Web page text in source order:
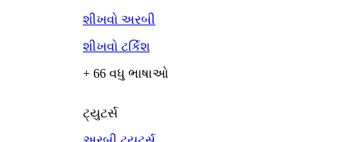
શીખવો અરબી
શીખવો ટર્કિશ
+ 66 વધુ ભાષાઓ
ટ્યુટર્સ